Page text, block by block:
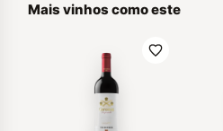
Mais vinhos como este